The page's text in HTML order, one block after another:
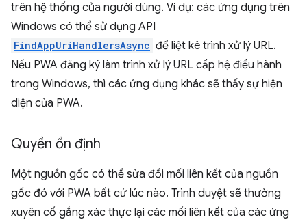
trên hệ thống của người dùng. Ví dụ: các ứng dụng trên
Windows có thể sử dụng API
FindAppUriHandlersAsync để liệt kê trình xử lý URL.
Nếu PWA đăng ký làm trình xử lý URL cấp hệ điều hành
trong Windows, thì các ứng dụng khác sẽ thấy sự hiện
diện của PWA.
Quyền ổn định
Một nguồn gốc có thể sửa đổi mối liên kết của nguồn
gốc đó với PWA bất cứ lúc nào. Trình duyệt sẽ thường
xuyên cố gắng xác thực lại các mối liên kết của các ứng